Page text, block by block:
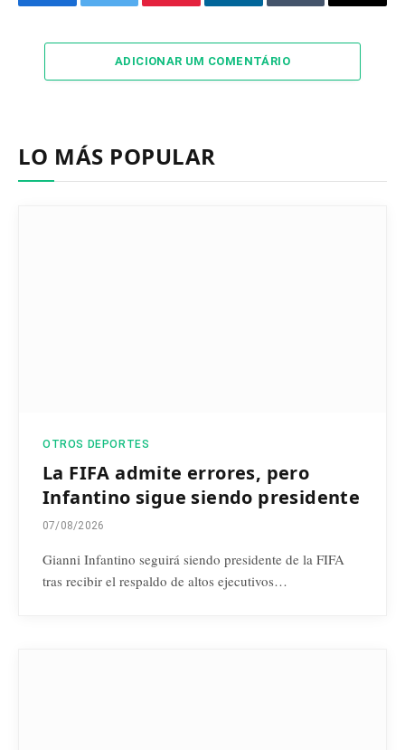
FacebookTwitter Pinterest LinkedInTumblr Email
ADICIONAR UM COMENTÁRIO
LO MÁS POPULAR
OTROS DEPORTES
La FIFA admite errores, pero
Infantino sigue siendo presidente
07/08/2026
Gianni Infantino seguirá siendo presidente de la FIFA
tras recibir el respaldo de altos ejecutivos…